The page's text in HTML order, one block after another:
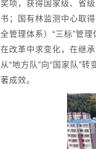
奖项，获得国家级、省
书；国有林监测中心取
全管理体系）“三标”管
在改革中求变化，在继
从“地方队”向“国家队”
著成效。